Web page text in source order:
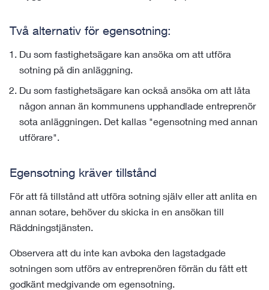
Två alternativ för egensotning:
Du som fastighetsägare kan ansöka om att utföra
sotning på din anläggning.
Du som fastighetsägare kan också ansöka om att låta
någon annan än kommunens upphandlade entreprenör
sota anläggningen. Det kallas "egensotning med annan
utförare".
Egensotning kräver tillstånd
För att få tillstånd att utföra sotning själv eller att anlita en
annan sotare, behöver du skicka in en ansökan till
Räddningstjänsten.
Observera att du inte kan avboka den lagstadgade
sotningen som utförs av entreprenören förrän du fått ett
godkänt medgivande om egensotning.